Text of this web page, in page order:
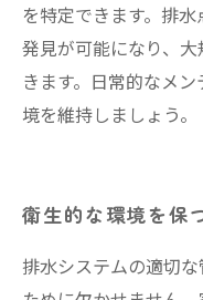
を特定できます。排
発見が可能になり、
きます。日常的なメ
境を維持しましょう。
衛生的な環境を保
排水システムの適切